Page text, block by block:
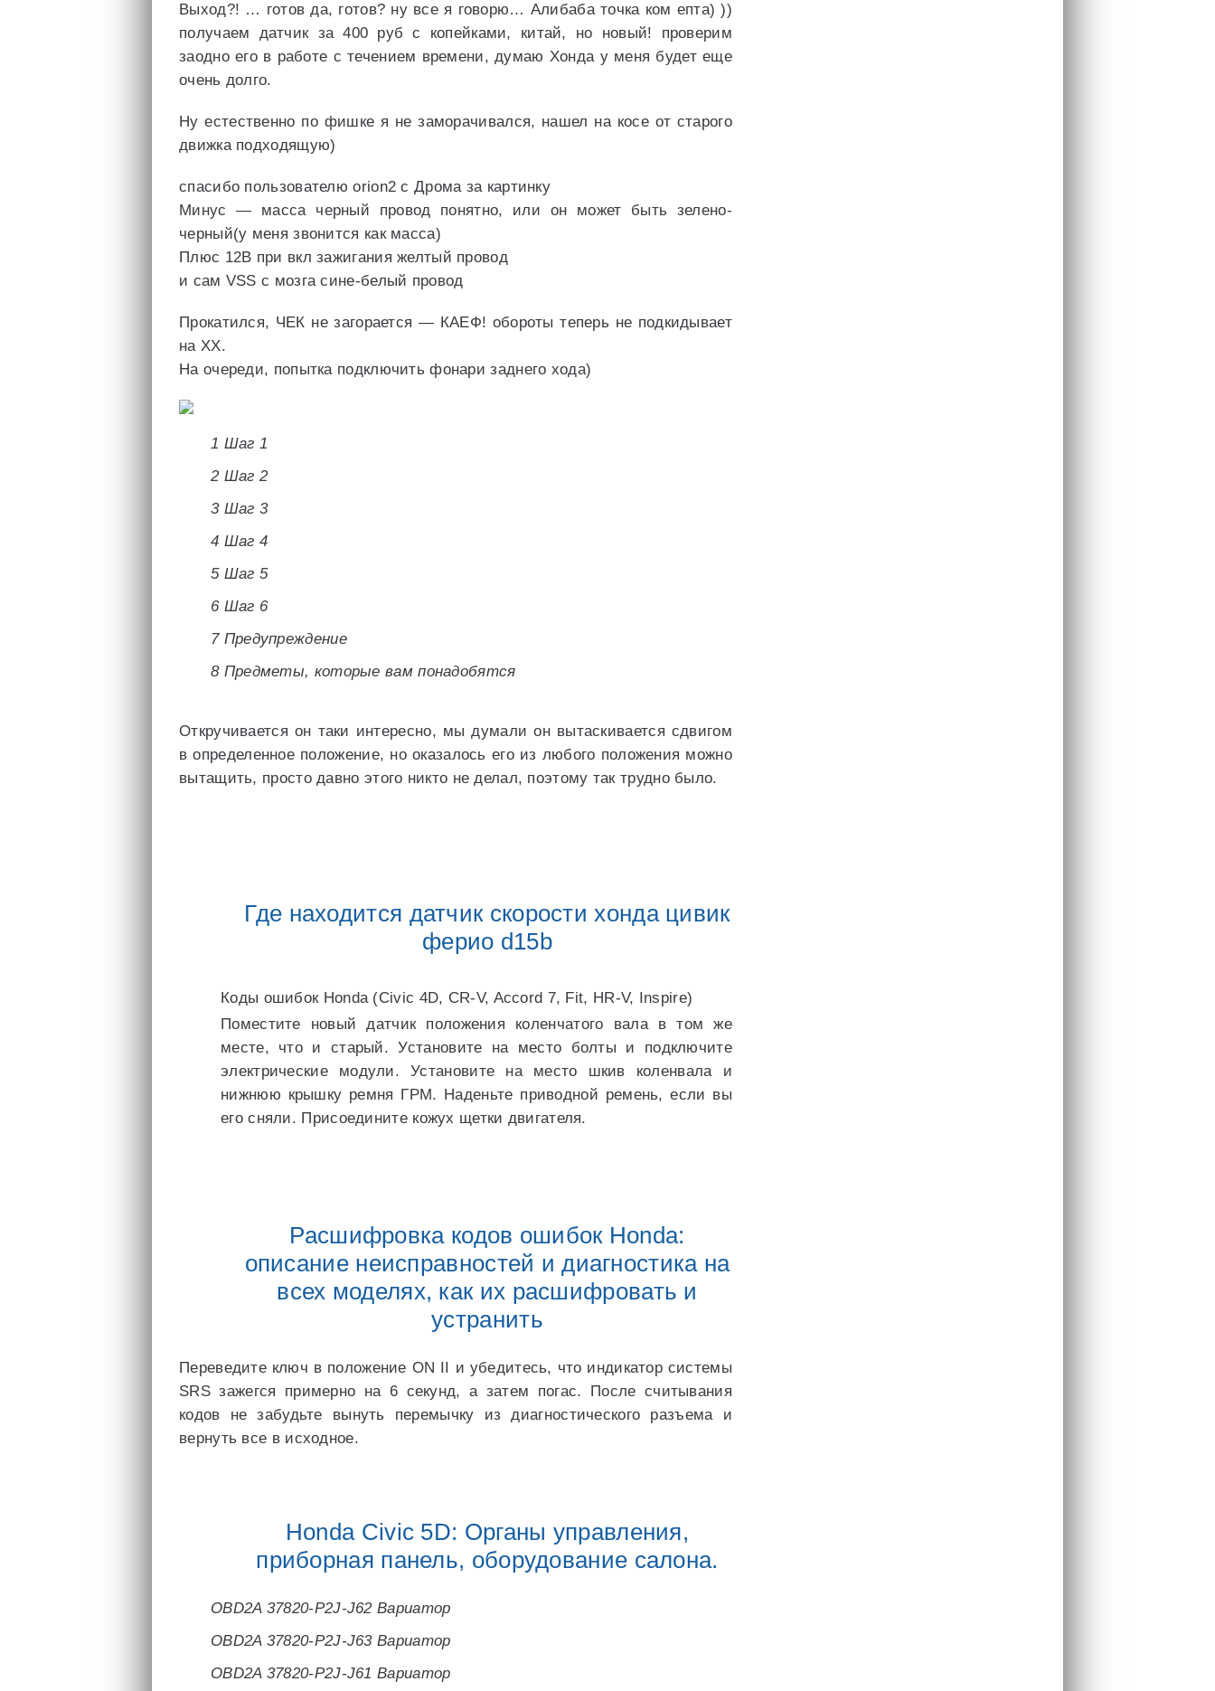
Выход?! … готов да, готов? ну все я говорю… Алибаба точка ком епта) ))
получаем датчик за 400 руб с копейками, китай, но новый! проверим
заодно его в работе с течением времени, думаю Хонда у меня будет еще
очень долго.
Ну естественно по фишке я не заморачивался, нашел на косе от старого
движка подходящую)
спасибо пользователю orion2 с Дрома за картинку
Минус — масса черный провод понятно, или он может быть зелено-
черный(у меня звонится как масса)
Плюс 12В при вкл зажигания желтый провод
и сам VSS с мозга сине-белый провод
Прокатился, ЧЕК не загорается — КАЕФ! обороты теперь не подкидывает
на ХХ.
На очереди, попытка подключить фонари заднего хода)
1 Шаг 1
2 Шаг 2
3 Шаг 3
4 Шаг 4
5 Шаг 5
6 Шаг 6
7 Предупреждение
8 Предметы, которые вам понадобятся
Откручивается он таки интересно, мы думали он вытаскивается сдвигом
в определенное положение, но оказалось его из любого положения можно
вытащить, просто давно этого никто не делал, поэтому так трудно было.
Где находится датчик скорости хонда цивик
ферио d15b
Коды ошибок Honda (Civic 4D, CR-V, Accord 7, Fit, HR-V, Inspire)
Поместите новый датчик положения коленчатого вала в том же
месте, что и старый. Установите на место болты и подключите
электрические модули. Установите на место шкив коленвала и
нижнюю крышку ремня ГРМ. Наденьте приводной ремень, если вы
его сняли. Присоедините кожух щетки двигателя.
Расшифровка кодов ошибок Honda:
описание неисправностей и диагностика на
всех моделях, как их расшифровать и
устранить
Переведите ключ в положение ON II и убедитесь, что индикатор системы
SRS зажегся примерно на 6 секунд, а затем погас. После считывания
кодов не забудьте вынуть перемычку из диагностического разъема и
вернуть все в исходное.
Honda Civic 5D: Органы управления,
приборная панель, оборудование салона.
OBD2A 37820-P2J-J62 Вариатор
OBD2A 37820-P2J-J63 Вариатор
OBD2A 37820-P2J-J61 Вариатор